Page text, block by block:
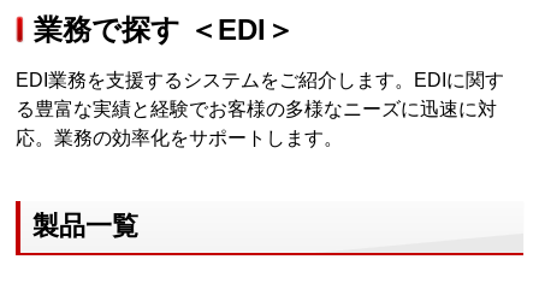
業務で探す ＜EDI＞
EDI業務を支援するシステムをご紹介します。EDIに関す
る豊富な実績と経験でお客様の多様なニーズに迅速に対
応。業務の効率化をサポートします。
製品一覧